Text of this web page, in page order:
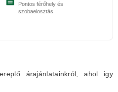
Pontos férőhely és
szobaelosztás
árajánlatainkról, ahol igy